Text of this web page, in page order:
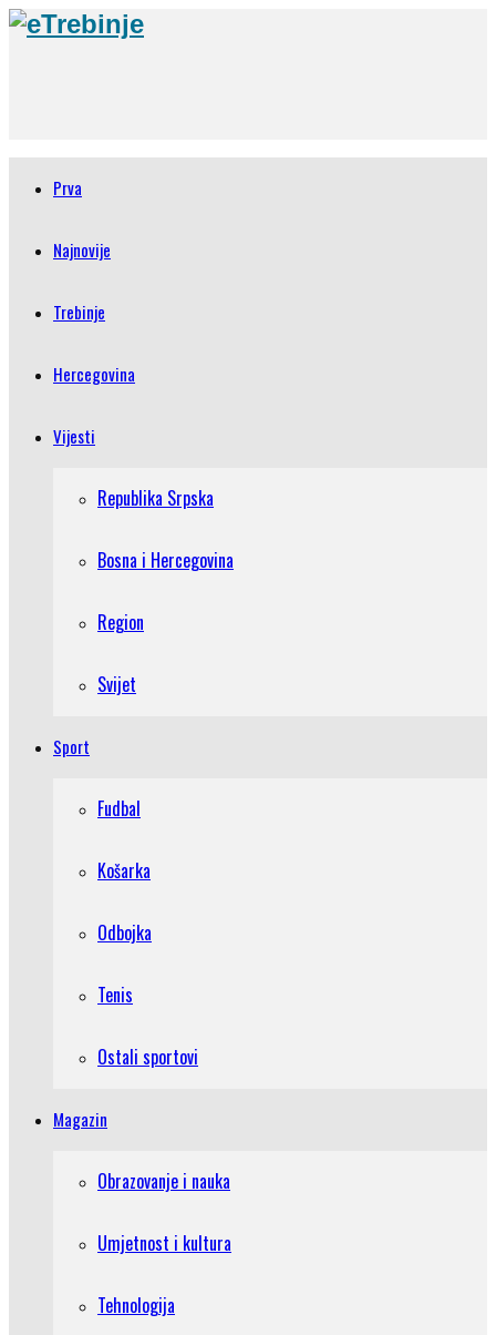
Prva
Najnovije
Trebinje
Hercegovina
Vijesti
Republika Srpska
Bosna i Hercegovina
Region
Svijet
Sport
Fudbal
Košarka
Odbojka
Tenis
Ostali sportovi
Magazin
Obrazovanje i nauka
Umjetnost i kultura
Tehnologija